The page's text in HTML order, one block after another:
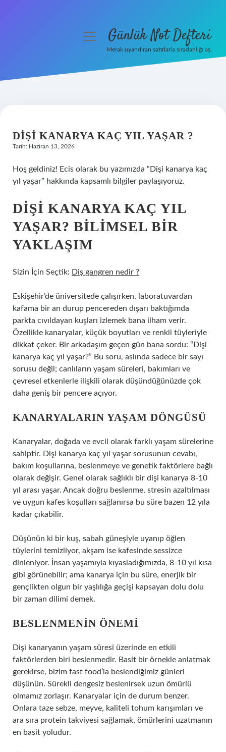
menüyüGünlük Not Defteri
Merak uyandıran satırlarla sıradanlığı aş.
DIŞI KANARYA KAÇ YIL YAŞAR ?
Tarih: Haziran 13, 2026
Hoş geldiniz! Ecis olarak bu yazımızda “Dişi kanarya kaç
yıl yaşar” hakkında kapsamlı bilgiler paylaşıyoruz.
DIŞI KANARYA KAÇ YIL
YAŞAR? BILIMSEL BIR
YAKLAŞIM
Sizin İçin Seçtik: Diş gangren nedir ?
Eskişehir’de üniversitede çalışırken, laboratuvardan
kafama bir an durup pencereden dışarı baktığımda
parkta cıvıldayan kuşları izlemek bana ilham verir.
Özellikle kanaryalar, küçük boyutları ve renkli tüyleriyle
dikkat çeker. Bir arkadaşım geçen gün bana sordu: “Dişi
kanarya kaç yıl yaşar?” Bu soru, aslında sadece bir sayı
sorusu değil; canlıların yaşam süreleri, bakımları ve
çevresel etkenlerle ilişkili olarak düşündüğünüzde çok
daha geniş bir pencere açıyor.
KANARYALARIN YAŞAM DÖNGÜSÜ
Kanaryalar, doğada ve evcil olarak farklı yaşam sürelerine
sahiptir. Dişi kanarya kaç yıl yaşar sorusunun cevabı,
bakım koşullarına, beslenmeye ve genetik faktörlere bağlı
olarak değişir. Genel olarak sağlıklı bir dişi kanarya 8-10
yıl arası yaşar. Ancak doğru beslenme, stresin azaltılması
ve uygun kafes koşulları sağlanırsa bu süre bazen 12 yıla
kadar çıkabilir.
Düşünün ki bir kuş, sabah güneşiyle uyanıp öğlen
tüylerini temizliyor, akşam ise kafesinde sessizce
dinleniyor. İnsan yaşamıyla kıyasladığımızda, 8-10 yıl kısa
gibi görünebilir; ama kanarya için bu süre, enerjik bir
gençlikten olgun bir yaşlılığa geçişi kapsayan dolu dolu
bir zaman dilimi demek.
BESLENMENIN ÖNEMI
Dişi kanaryanın yaşam süresi üzerinde en etkili
faktörlerden biri beslenmedir. Basit bir örnekle anlatmak
gerekirse, bizim fast food’la beslendiğimiz günleri
düşünün. Sürekli dengesiz beslenirsek uzun ömürlü
olmamız zorlaşır. Kanaryalar için de durum benzer.
Onlara taze sebze, meyve, kaliteli tohum karışımları ve
ara sıra protein takviyesi sağlamak, ömürlerini uzatmanın
en basit yoludur.